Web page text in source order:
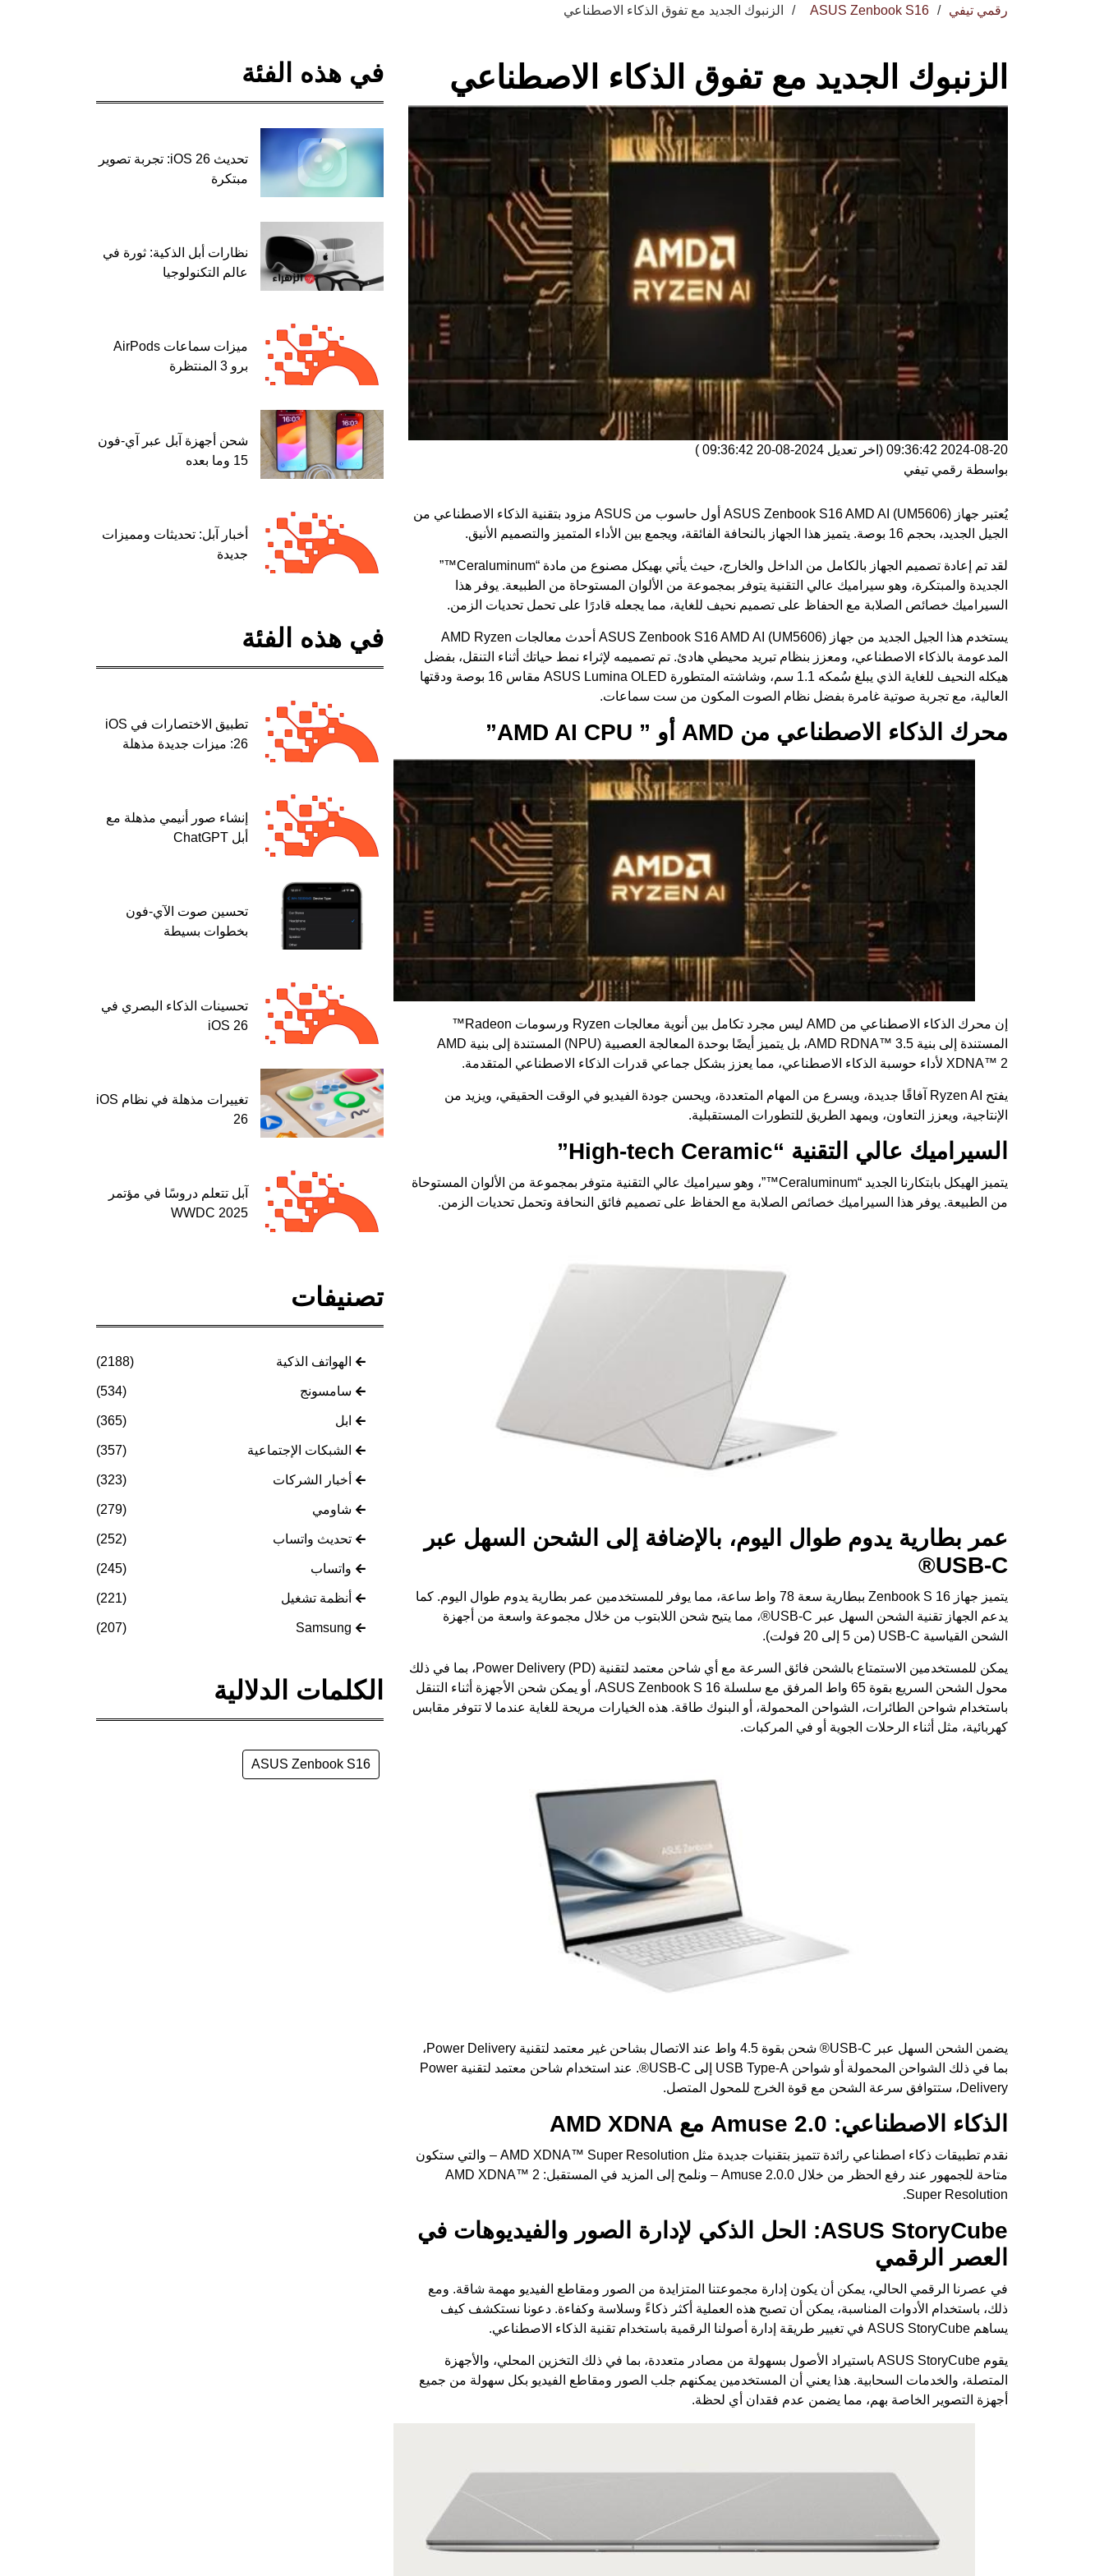
رقمي تيفي ASUS Zenbook S16 الزنبوك الجديد مع تفوق الذكاء الاصطناعي
الزنبوك الجديد مع تفوق الذكاء الاصطناعي
2024-08-20 09:36:42 (اخر تعديل 2024-08-20 09:36:42
)
بواسطة رقمي تيفي
يُعتبر جهاز ASUS Zenbook S16 AMD AI (UM5606) أول حاسوب من ASUS مزود بتقنية الذكاء الاصطناعي من
الجيل الجديد، بحجم 16 بوصة. يتميز هذا الجهاز بالنحافة الفائقة، ويجمع بين الأداء المتميز والتصميم الأنيق.
لقد تم إعادة تصميم الجهاز بالكامل من الداخل والخارج، حيث يأتي بهيكل مصنوع من مادة “Ceraluminum™”
الجديدة والمبتكرة، وهو سيراميك عالي التقنية يتوفر بمجموعة من الألوان المستوحاة من الطبيعة. يوفر هذا
السيراميك خصائص الصلابة مع الحفاظ على تصميم نحيف للغاية، مما يجعله قادرًا على تحمل تحديات الزمن.
يستخدم هذا الجيل الجديد من جهاز ASUS Zenbook S16 AMD AI (UM5606) أحدث معالجات AMD Ryzen
المدعومة بالذكاء الاصطناعي، ومعزز بنظام تبريد محيطي هادئ. تم تصميمه لإثراء نمط حياتك أثناء التنقل، بفضل
هيكله النحيف للغاية الذي يبلغ سُمكه 1.1 سم، وشاشته المتطورة ASUS Lumina OLED مقاس 16 بوصة ودقتها
العالية، مع تجربة صوتية غامرة بفضل نظام الصوت المكون من ست سماعات.
محرك الذكاء الاصطناعي من AMD أو ” AMD AI CPU”
إن محرك الذكاء الاصطناعي من AMD ليس مجرد تكامل بين أنوية معالجات Ryzen ورسومات Radeon™
المستندة إلى بنية AMD RDNA™ 3.5، بل يتميز أيضًا بوحدة المعالجة العصبية (NPU) المستندة إلى بنية AMD
XDNA™ 2 لأداء حوسبة الذكاء الاصطناعي، مما يعزز بشكل جماعي قدرات الذكاء الاصطناعي المتقدمة.
يفتح Ryzen AI آفاقًا جديدة، ويسرع من المهام المتعددة، ويحسن جودة الفيديو في الوقت الحقيقي، ويزيد من
الإنتاجية، ويعزز التعاون، ويمهد الطريق للتطورات المستقبلية.
السيراميك عالي التقنية “High-tech Ceramic”
يتميز الهيكل بابتكارنا الجديد “Ceraluminum™”، وهو سيراميك عالي التقنية متوفر بمجموعة من الألوان المستوحاة
من الطبيعة. يوفر هذا السيراميك خصائص الصلابة مع الحفاظ على تصميم فائق النحافة وتحمل تحديات الزمن.
عمر بطارية يدوم طوال اليوم، بالإضافة إلى الشحن السهل عبر
USB-C®
يتميز جهاز Zenbook S 16 ببطارية سعة 78 واط ساعة، مما يوفر للمستخدمين عمر بطارية يدوم طوال اليوم. كما
يدعم الجهاز تقنية الشحن السهل عبر USB-C®، مما يتيح شحن اللابتوب من خلال مجموعة واسعة من أجهزة
الشحن القياسية USB-C (من 5 إلى 20 فولت).
يمكن للمستخدمين الاستمتاع بالشحن فائق السرعة مع أي شاحن معتمد لتقنية Power Delivery (PD)، بما في ذلك
محول الشحن السريع بقوة 65 واط المرفق مع سلسلة ASUS Zenbook S 16، أو يمكن شحن الأجهزة أثناء التنقل
باستخدام شواحن الطائرات، الشواحن المحمولة، أو البنوك طاقة. هذه الخيارات مريحة للغاية عندما لا تتوفر مقابس
كهربائية، مثل أثناء الرحلات الجوية أو في المركبات.
يضمن الشحن السهل عبر USB-C® شحن بقوة 4.5 واط عند الاتصال بشاحن غير معتمد لتقنية Power Delivery،
بما في ذلك الشواحن المحمولة أو شواحن USB Type-A إلى USB-C®. عند استخدام شاحن معتمد لتقنية Power
Delivery، ستتوافق سرعة الشحن مع قوة الخرج للمحول المتصل.
الذكاء الاصطناعي: Amuse 2.0 مع AMD XDNA
نقدم تطبيقات ذكاء اصطناعي رائدة تتميز بتقنيات جديدة مثل AMD XDNA™ Super Resolution – والتي ستكون
متاحة للجمهور عند رفع الحظر من خلال Amuse 2.0.0 – ونلمح إلى المزيد في المستقبل: AMD XDNA™ 2
Super Resolution.
ASUS StoryCube: الحل الذكي لإدارة الصور والفيديوهات في
العصر الرقمي
في عصرنا الرقمي الحالي، يمكن أن يكون إدارة مجموعتنا المتزايدة من الصور ومقاطع الفيديو مهمة شاقة. ومع
ذلك، باستخدام الأدوات المناسبة، يمكن أن تصبح هذه العملية أكثر ذكاءً وسلاسة وكفاءة. دعونا نستكشف كيف
يساهم ASUS StoryCube في تغيير طريقة إدارة أصولنا الرقمية باستخدام تقنية الذكاء الاصطناعي.
يقوم ASUS StoryCube باستيراد الأصول بسهولة من مصادر متعددة، بما في ذلك التخزين المحلي، والأجهزة
المتصلة، والخدمات السحابية. هذا يعني أن المستخدمين يمكنهم جلب الصور ومقاطع الفيديو بكل سهولة من جميع
أجهزة التصوير الخاصة بهم، مما يضمن عدم فقدان أي لحظة.
في هذه الفئة
تحديث iOS 26: تجربة تصوير
مبتكرة
نظارات أبل الذكية: ثورة في
عالم التكنولوجيا
ميزات سماعات AirPods
برو 3 المنتظرة
شحن أجهزة آبل عبر آي-فون
15 وما بعده
أخبار آبل: تحديثات ومميزات
جديدة
في هذه الفئة
تطبيق الاختصارات في iOS
26: ميزات جديدة مذهلة
إنشاء صور أنيمي مذهلة مع
أبل ChatGPT
تحسين صوت الآي-فون
بخطوات بسيطة
تحسينات الذكاء البصري في
iOS 26
تغييرات مذهلة في نظام iOS
26
آبل تتعلم دروسًا في مؤتمر
WWDC 2025
تصنيفات
الهواتف الذكية (2188)
سامسونج (534)
ابل (365)
الشبكات الإجتماعية (357)
أخبار الشركات (323)
شاومي (279)
تحديث واتساب (252)
واتساب (245)
أنظمة تشغيل (221)
Samsung
(207)
الكلمات الدلالية
ASUS Zenbook S16